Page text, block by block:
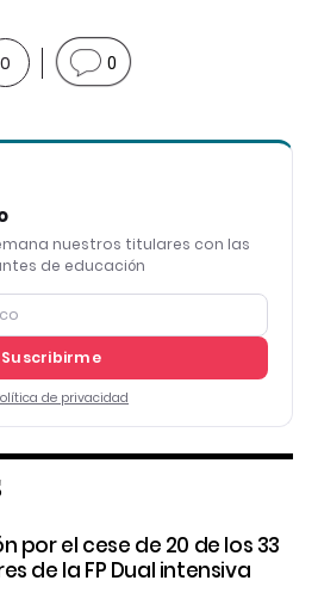
0 0
nuestros titulares con las
de educación
Suscribirme
de privacidad
por el cese de 20 de los 33
de la FP Dual intensiva